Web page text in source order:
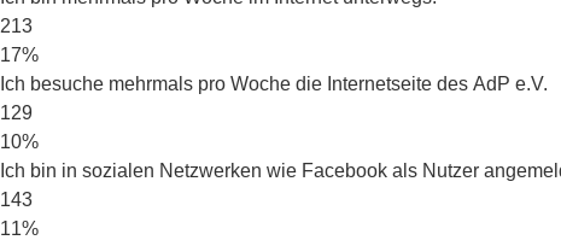
213
17%
Ich besuche mehrmals pro Woche die Internetseite des AdP e.V.
129
10%
Ich bin in sozialen Netzwerken wie Facebook als Nutzer
143
11%